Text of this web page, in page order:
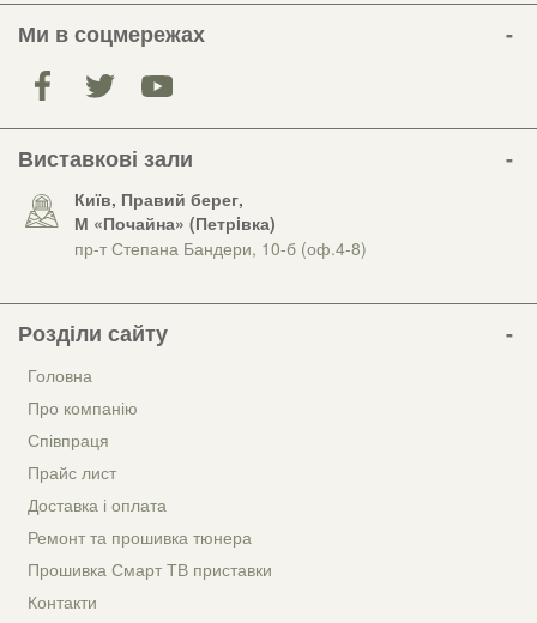
Ми в соцмережах
Виставкові зали
Київ, Правий берег,
М «Почайна» (Петрiвка)
пр-т Степана Бандери, 10-б (оф.4-8)
Розділи сайту
Головна
Про компанію
Співпраця
Прайс лист
Доставка і оплата
Ремонт та прошивка тюнера
Прошивка Смарт ТВ приставки
Контакти